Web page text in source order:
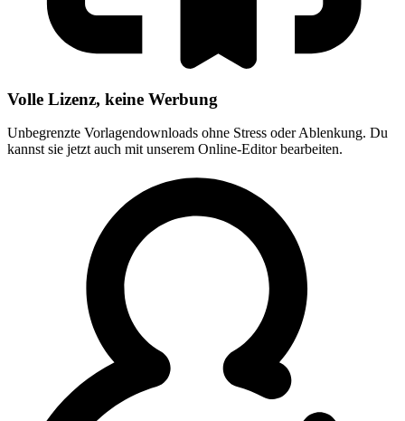
Volle Lizenz, keine Werbung
Unbegrenzte Vorlagendownloads ohne Stress oder Ablenkung. Du
kannst sie jetzt auch mit unserem Online-Editor bearbeiten.